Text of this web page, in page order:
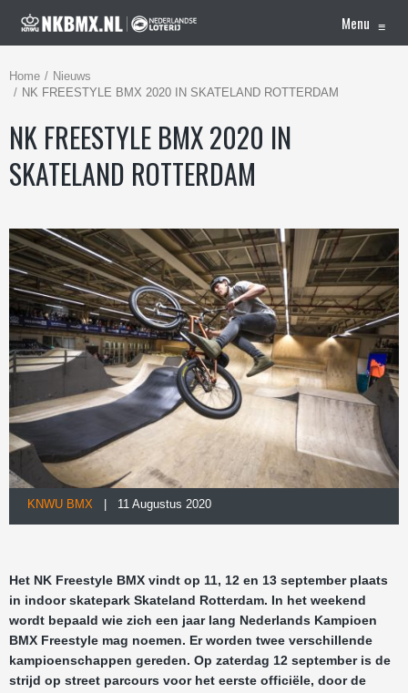
Menu ≡
Home
Nieuws
NK FREESTYLE BMX 2020 IN SKATELAND ROTTERDAM
NK FREESTYLE BMX 2020 IN
SKATELAND ROTTERDAM
KNWU BMX | 11 Augustus 2020
Het NK Freestyle BMX vindt op 11, 12 en 13 september plaats
in indoor skatepark Skateland Rotterdam. In het weekend
wordt bepaald wie zich een jaar lang Nederlands Kampioen
BMX Freestyle mag noemen. Er worden twee verschillende
kampioenschappen gereden. Op zaterdag 12 september is de
strijd op street parcours voor het eerste officiële, door de